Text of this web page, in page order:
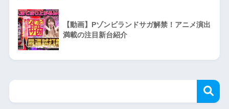
【動画】Pゾンビランドサガ解禁！アニメ演出
満載の注目新台紹介